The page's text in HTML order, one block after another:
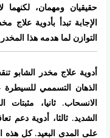
حقيقيان ومهمان، لكنهما
الإجابة تبدأ بأدوية علاج
التوازن لما هدمه هذا
أدوية علاج مخدر الشابو
الذهان التسممي للسيطرة
الانسحاب. ثانيا، مثبتات
الشديد. ثالثا، أدوية دعم
على المدى البعيد. كل هذه